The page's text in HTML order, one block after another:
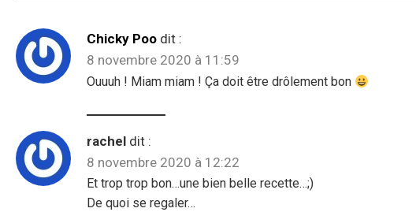
Chicky Poo dit :
8 novembre 2020 à 11:59
Ouuuh ! Miam miam ! Ça doit être drôlement bon
rachel dit :
8 novembre 2020 à 12:22
Et trop trop bon…une bien belle recette…;)
De quoi se regaler…